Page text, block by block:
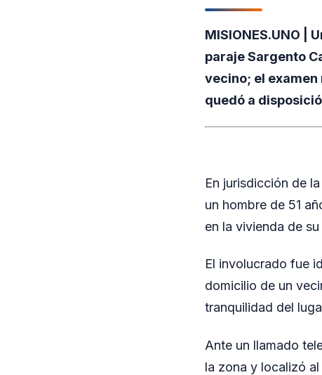
MISIONES.UNO |
paraje Sargento
vecino; el
quedó a
En jurisdicción de
un hombre de 51
en la vivienda de
El involucrado fue
domicilio de un
tranquilidad del
Ante un llamado
la zona y localizó